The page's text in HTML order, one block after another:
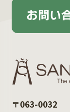
お問い
〒063-0032